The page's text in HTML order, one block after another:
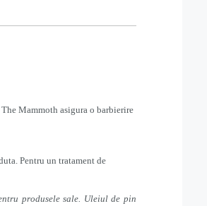
Mammoth asigura o barbierire
Pentru un tratament de
produsele sale. Uleiul de pin